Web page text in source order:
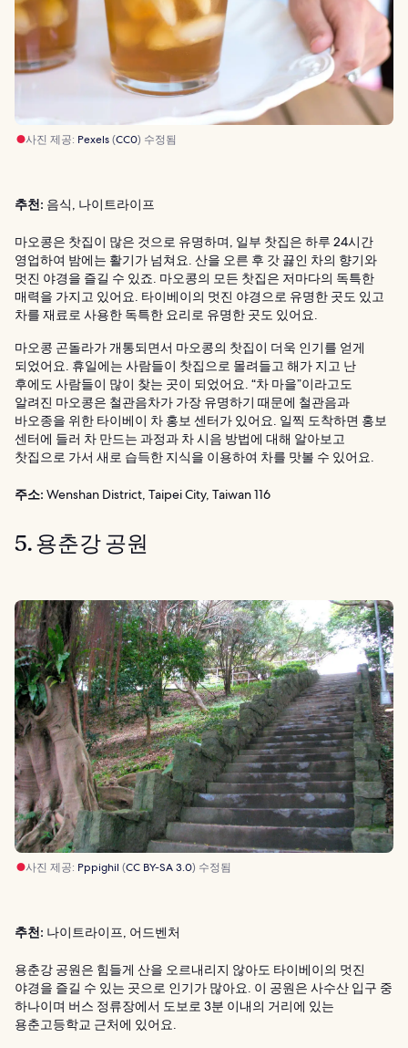
사진 제공: Pexels(CC0) 수정됨
추천: 음식, 나이트라이프
마오콩은 찻집이 많은 것으로 유명하며, 일부 찻집은 하루 24시간
영업하여 밤에는 활기가 넘쳐요. 산을 오른 후 갓 끓인 차의 향기와
멋진 야경을 즐길 수 있죠. 마오콩의 모든 찻집은 저마다의 독특한
매력을 가지고 있어요. 타이베이의 멋진 야경으로 유명한 곳도 있고
차를 재료로 사용한 독특한 요리로 유명한 곳도 있어요.
마오콩 곤돌라가 개통되면서 마오콩의 찻집이 더욱 인기를 얻게
되었어요. 휴일에는 사람들이 찻집으로 몰려들고 해가 지고 난
후에도 사람들이 많이 찾는 곳이 되었어요. “차 마을”이라고도
알려진 마오콩은 철관음차가 가장 유명하기 때문에 철관음과
바오종을 위한 타이베이 차 홍보 센터가 있어요. 일찍 도착하면 홍보
센터에 들러 차 만드는 과정과 차 시음 방법에 대해 알아보고
찻집으로 가서 새로 습득한 지식을 이용하여 차를 맛볼 수 있어요.
주소: Wenshan District, Taipei City, Taiwan 116
5. 용춘강 공원
사진 제공: Pppighil (CC BY-SA 3.0) 수정됨
추천: 나이트라이프, 어드벤처
용춘강 공원은 힘들게 산을 오르내리지 않아도 타이베이의 멋진
야경을 즐길 수 있는 곳으로 인기가 많아요. 이 공원은 사수산 입구 중
하나이며 버스 정류장에서 도보로 3분 이내의 거리에 있는
용춘고등학교 근처에 있어요.